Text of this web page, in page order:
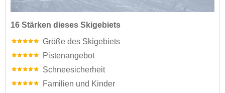
16 Stärken dieses Skigebiets
Größe des Skigebiets
Pistenangebot
Schneesicherheit
Familien und Kinder